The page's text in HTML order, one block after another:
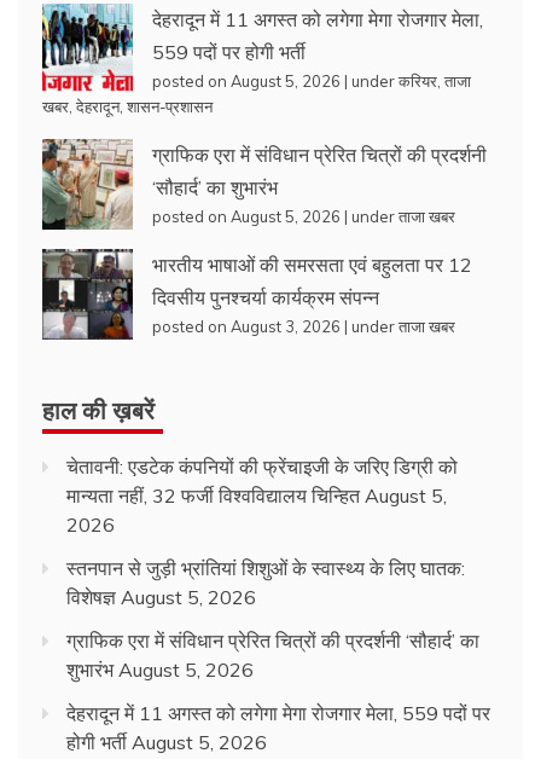
देहरादून में 11 अगस्त को लगेगा मेगा रोजगार मेला,
559 पदों पर होगी भर्ती
posted on August 5, 2026 | underकरियर ताजा
खबर देहरादून, शासन-प्रशासन
ग्राफिक एरा में संविधान प्रेरित चित्रों की प्रदर्शनी
‘सौहार्द’ का शुभारंभ
posted on August 5, 2026 | underताजा खबर
भारतीय भाषाओं की समरसता एवं बहुलता पर 12
दिवसीय पुनश्चर्या कार्यक्रम संपन्न
posted on August 3, 2026 | underताजा खबर
हाल की ख़बरें
चेतावनी: एडटेक कंपनियों की फ्रेंचाइजी के जरिए डिग्री को
मान्यता नहीं, 32 फर्जी विश्वविद्यालय चिन्हित August 5,
2026
स्तनपान से जुड़ी भ्रांतियां शिशुओं के स्वास्थ्य के लिए घातक:
विशेषज्ञ August 5, 2026
ग्राफिक एरा में संविधान प्रेरित चित्रों की प्रदर्शनी ‘सौहार्द’ का
शुभारंभ August 5, 2026
देहरादून में 11 अगस्त को लगेगा मेगा रोजगार मेला, 559 पदों पर
होगी भर्ती August 5, 2026